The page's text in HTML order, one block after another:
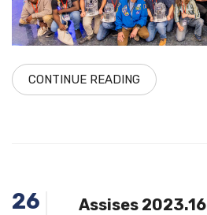
CONTINUE READING
26 Assises 2023.16